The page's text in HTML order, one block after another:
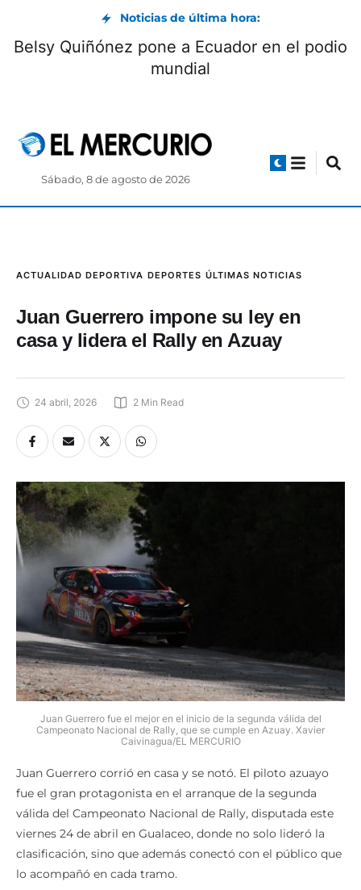
Noticias de última hora:
Belsy Quiñónez pone a Ecuador en el podio
mundial
Sábado, 8 de agosto de 2026
ACTUALIDAD DEPORTIVA DEPORTES ÚLTIMAS NOTICIAS
Juan Guerrero impone su ley en
casa y lidera el Rally en Azuay
24 abril, 2026 2 Min Read
Juan Guerrero fue el mejor en el inicio de la segunda válida del
Campeonato Nacional de Rally, que se cumple en Azuay. Xavier
Caivinagua/EL MERCURIO
Juan Guerrero corrió en casa y se notó. El piloto azuayo
fue el gran protagonista en el arranque de la segunda
válida del Campeonato Nacional de Rally, disputada este
viernes 24 de abril en Gualaceo, donde no solo lideró la
clasificación, sino que además conectó con el público que
lo acompañó en cada tramo.